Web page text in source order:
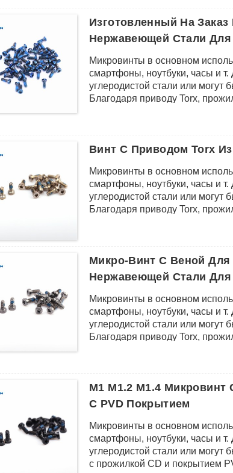
Изготовленный На
Нержавеющей Стали
Микровинты в основном
смартфоны, ноутбуки, часы и
углеродистой стали или могут
Благодаря приводу Torx,
превосходной коррозионной
Винт С Приводом Torx
Микровинты в основном
смартфоны, ноутбуки, часы и
углеродистой стали или могут
Благодаря приводу Torx,
превосходной коррозионной
Микро-Винт С Веной
Нержавеющей Стали
Микровинты в основном
смартфоны, ноутбуки, часы и
углеродистой стали или могут
Благодаря приводу Torx,
превосходной коррозионной
M1 M1.2 M1.4
С PVD Покрытием
Микровинты в основном
смартфоны, ноутбуки, часы и
углеродистой стали или могут
с прожилкой CD и покрытием